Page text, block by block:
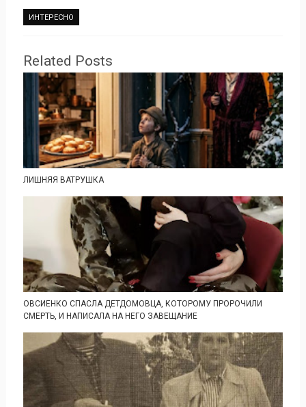
ИНТЕРЕСНО
Related Posts
ЛИШНЯЯ ВАТРУШКА
ОВСИЕНКО СПАСЛА ДЕТДОМОВЦА, КОТОРОМУ ПРОРОЧИЛИ
СМЕРТЬ, И НАПИСАЛА НА НЕГО ЗАВЕЩАНИЕ